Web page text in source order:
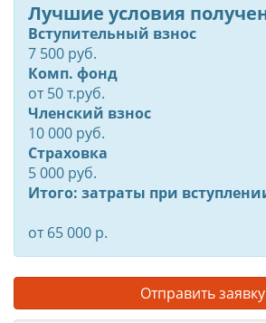
Лучшие условия
Вступительный взнос
7 500 руб.
Комп. фонд
от50т.руб.
Членский взнос
10 000 руб.
Страховка
5 000 руб.
Итого: затраты при
от 65 000 р.
Отправить заявку